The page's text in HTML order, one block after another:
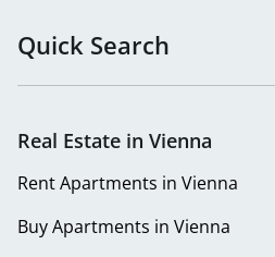
in Penzing
Buy Apartments in 1150 Vienna
Quick Search
Real Estate in Vienna
Rent Apartments in Vienna
Buy Apartments in Vienna